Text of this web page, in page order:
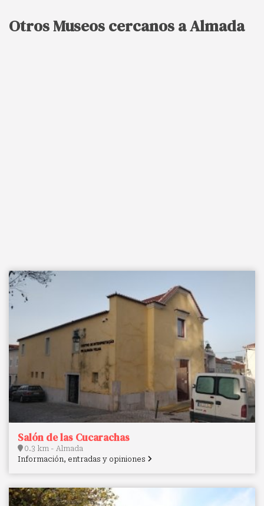
Otros Museos cercanos a Almada
Salón de las Cucarachas
0.3 km - Almada
Información, entradas y opiniones